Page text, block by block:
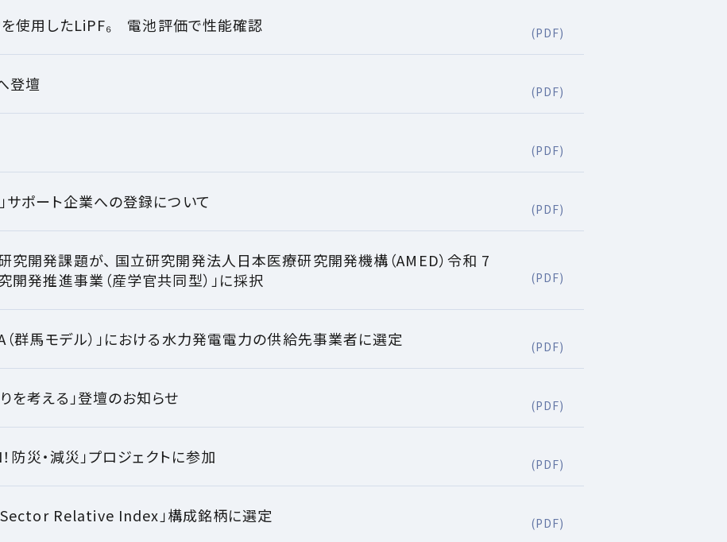
を使用したLiPF₆ 電池評価で性能確認 (PDF)
登壇 (PDF)
(PDF)
サポート企業への登録について (PDF)
究開発課題が、 国立研究開発法人日本医療研究開発機構（AMED）令和 7
発推進事業（産学官共同型）」に採択
(PDF)
群馬モデル）」における水力発電電力の供給先事業者に選定 (PDF)
を考える」登壇のお知らせ (PDF)
防災・減災」プロジェクトに参加 (PDF)
Relative Index」構成銘柄に選定 (PDF)